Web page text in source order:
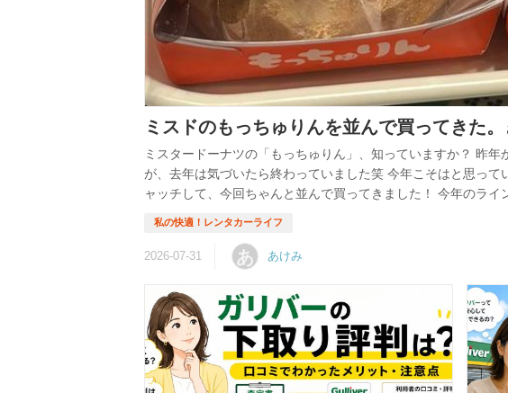
ミスドのもっちゅりんを並んで買ってきた
ミスタードーナツの「もっちゅりん」、知っていますか？ 昨
が、去年は気づいたら終わっていました笑 今年こそはと思っ
ャッチして、今回ちゃんと並んで買ってきました！ 今年のラ
いちごは6月末で終了というのはなんとなく知っていたんです
です。 販売開始20分前から並んだ話 もっちゅりん、店舗ごとに
あ あけみ